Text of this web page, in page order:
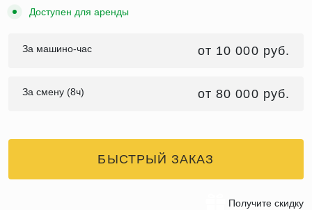
Доступен для аренды
За машино-час от 10 000 руб.
За смену (8ч) от 80 000 руб.
БЫСТРЫЙ ЗАКАЗ
Получите скидку